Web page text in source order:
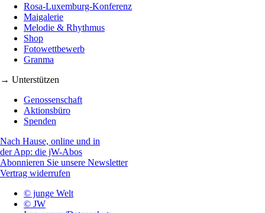
Rosa-Luxemburg-Konferenz
Maigalerie
Melodie & Rhythmus
Shop
Fotowettbewerb
Granma
→ Unterstützen
Genossenschaft
Aktionsbüro
Spenden
Nach Hause, online und in
der App: die jW-Abos
Abonnieren Sie unsere Newsletter
Vertrag widerrufen
© junge Welt
© JW